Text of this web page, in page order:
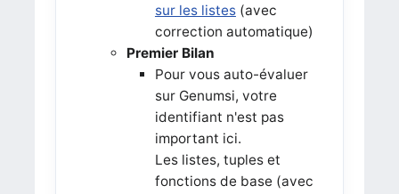
sur les listes(avec
correction automatique)
Premier Bilan
Pour vous auto-évaluer
sur Genumsi, votre
identifiant n'est pas
important ici.
Les listes, tuples et
fonctions de base (avec